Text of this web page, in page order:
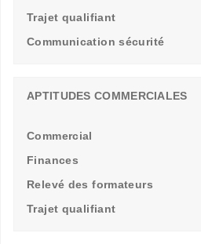
Trajet qualifiant
Communication sécurité
APTITUDES COMMERCIALES
Commercial
Finances
Relevé des formateurs
Trajet qualifiant